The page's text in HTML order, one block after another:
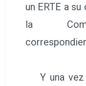
un ERTE a
la
Y una vez